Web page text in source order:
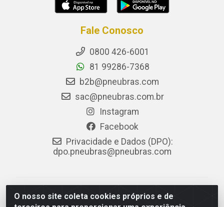
O nosso site coleta cookies próprios e de
Fale Conosco
0800 426-6001
81 99286-7368
b2b@pneubras.com
sac@pneubras.com.br
Instagram
Facebook
Privacidade e Dados (DPO):
dpo.pneubras@pneubras.com
PneuBras - Rodovia BR-101, KM 82 - Prazeres,
Jaboatão dos Guararapes/PE - CEP 54.335-000 - CNPJ